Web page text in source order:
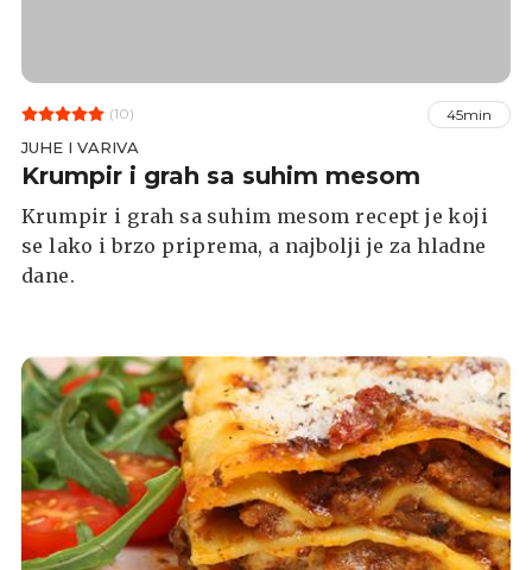
(10) 45min
JUHE I VARIVA
Krumpir i grah sa suhim mesom
Krumpir i grah sa suhim mesom recept je koji
se lako i brzo priprema, a najbolji je za hladne
dane.